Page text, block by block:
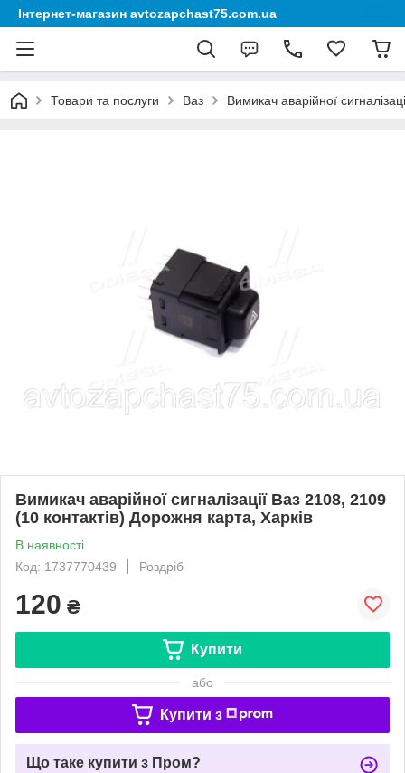
Інтернет-магазин avtozapchast75.com.ua
Товари та послуги Ваз Вимикач аварійної
Вимикач аварійної сигналізації Ваз 2108, 2109
(10 контактів) Дорожня карта, Харків
В наявності
Код: 1737770439
Роздріб
120 ₴
Купити
або
Купити з
Що таке купити з Пром?